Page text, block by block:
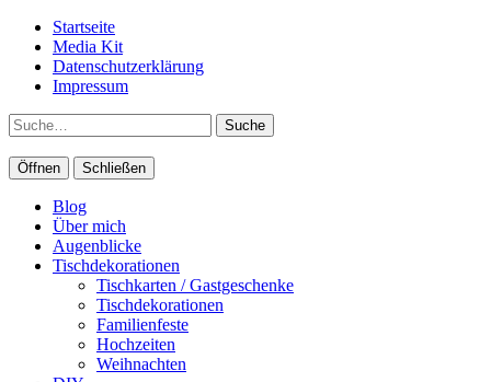
Startseite
Media Kit
Datenschutzerklärung
Impressum
Suche
Öffnen Schließen
Blog
Über mich
Augenblicke
Tischdekorationen
Tischkarten / Gastgeschenke
Tischdekorationen
Familienfeste
Hochzeiten
Weihnachten